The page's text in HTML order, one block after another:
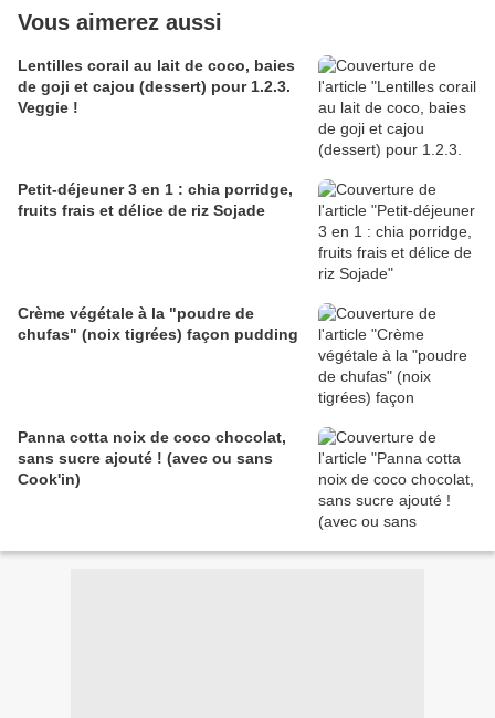
Vous aimerez aussi
Lentilles corail au lait de coco, baies
de goji et cajou (dessert) pour 1.2.3.
Veggie !
Petit-déjeuner 3 en 1 : chia porridge,
fruits frais et délice de riz Sojade
Crème végétale à la "poudre de
chufas" (noix tigrées) façon pudding
Panna cotta noix de coco chocolat,
sans sucre ajouté ! (avec ou sans
Cook'in)